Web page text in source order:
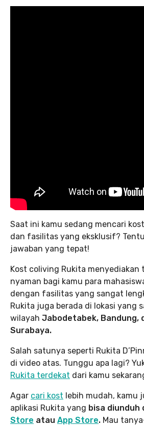
Saat ini kamu sedang mencari
dan fasilitas yang eksklusif?
jawaban yang tepat!
Kost coliving Rukita
nyaman bagi kamu para
dengan fasilitas yang sangat
Rukita juga berada di lokasi yang
wilayah Jabodetabek, Bandung,
Surabaya.
Salah satunya seperti Rukita
di video atas. Tunggu apa lagi?
Rukita terdekat dari kamu
Agar cari kost lebih mudah, kamu
aplikasi Rukita yang bisa diunduh
Store atau App Store. Mau